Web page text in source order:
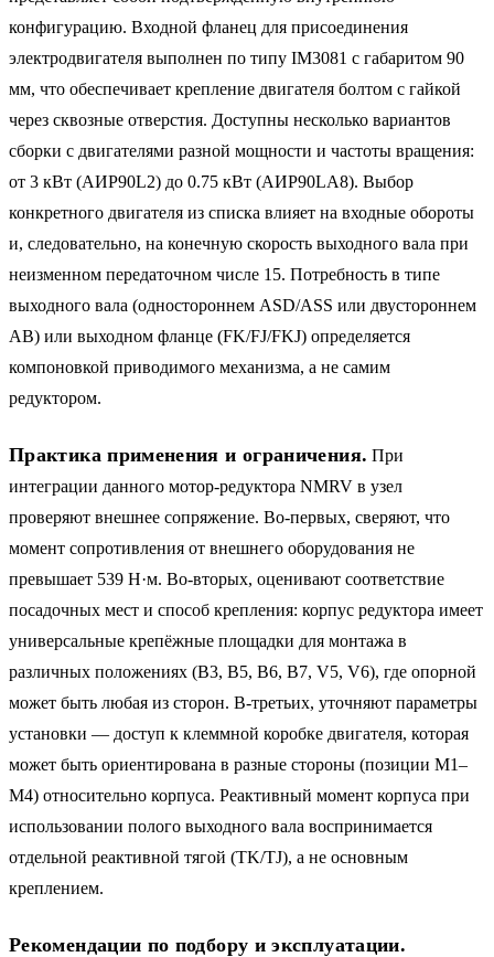
конфигурацию. Входной фланец для присоединения
электродвигателя выполнен по типу IM3081 с габаритом 90
мм, что обеспечивает крепление двигателя болтом с гайкой
через сквозные отверстия. Доступны несколько вариантов
сборки с двигателями разной мощности и частоты вращения:
от 3 кВт (АИР90L2) до 0.75 кВт (АИР90LA8). Выбор
конкретного двигателя из списка влияет на входные обороты
и, следовательно, на конечную скорость выходного вала при
неизменном передаточном числе 15. Потребность в типе
выходного вала (одностороннем ASD/ASS или двустороннем
AB) или выходном фланце (FK/FJ/FKJ) определяется
компоновкой приводимого механизма, а не самим
редуктором.
Практика применения и ограничения. При
интеграции данного мотор-редуктора NMRV в узел
проверяют внешнее сопряжение. Во-первых, сверяют, что
момент сопротивления от внешнего оборудования не
превышает 539 Н·м. Во-вторых, оценивают соответствие
посадочных мест и способ крепления: корпус редуктора имеет
универсальные крепёжные площадки для монтажа в
различных положениях (B3, B5, B6, B7, V5, V6), где опорной
может быть любая из сторон. В-третьих, уточняют параметры
установки — доступ к клеммной коробке двигателя, которая
может быть ориентирована в разные стороны (позиции M1–
M4) относительно корпуса. Реактивный момент корпуса при
использовании полого выходного вала воспринимается
отдельной реактивной тягой (TK/TJ), а не основным
креплением.
Рекомендации по подбору и эксплуатации.